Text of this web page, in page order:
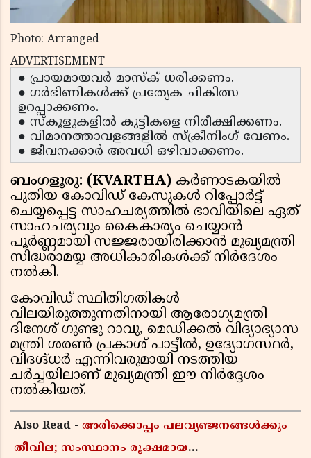
Photo: Arranged
ADVERTISEMENT
● പ്രായമായവർ മാസ്ക് ധരിക്കണം.
● ഗർഭിണികൾക്ക് പ്രത്യേക ചികിത്സ
ഉറപ്പാക്കണം.
● സ്കൂളുകളിൽ കുട്ടികളെ നിരീക്ഷിക്കണം.
● വിമാനത്താവളങ്ങളിൽ സ്ക്രീനിംഗ് വേണം.
● ജീവനക്കാർ അവധി ഒഴിവാക്കണം.
ബംഗളൂരു: (KVARTHA) കർണാടകയിൽ
പുതിയ കോവിഡ് കേസുകൾ റിപ്പോർട്ട്
ചെയ്യപ്പെട്ട സാഹചര്യത്തിൽ ഭാവിയിലെ ഏത്
സാഹചര്യവും കൈകാര്യം ചെയ്യാൻ
പൂർണ്ണമായി സജ്ജരായിരിക്കാൻ മുഖ്യമന്ത്രി
സിദ്ധരാമയ്യ അധികാരികൾക്ക് നിർദേശം
നൽകി.
കോവിഡ് സ്ഥിതിഗതികൾ
വിലയിരുത്തുന്നതിനായി ആരോഗ്യമന്ത്രി
ദിനേശ് ഗുണ്ടു റാവു, മെഡിക്കൽ വിദ്യാഭ്യാസ
മന്ത്രി ശരൺ പ്രകാശ് പാട്ടീൽ, ഉദ്യോഗസ്ഥർ,
വിദഗ്ദ്ധർ എന്നിവരുമായി നടത്തിയ
ചർച്ചയിലാണ് മുഖ്യമന്ത്രി ഈ നിർദ്ദേശം
നൽകിയത്.
Also Read - അരിക്കൊപ്പം പലവ്യഞ്ജനങ്ങൾക്കും
തീവില; സംസ്ഥാനം രൂക്ഷമായ